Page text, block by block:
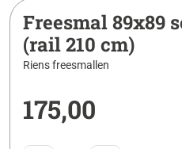
Freesmal 89x89
(rail 210 cm)
Riens freesmallen
175,00